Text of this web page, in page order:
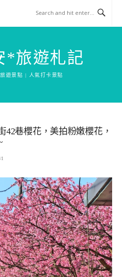
*旅遊札記
遊景點 | 人氣打卡景點
42巷櫻花，美拍粉嫩櫻花，